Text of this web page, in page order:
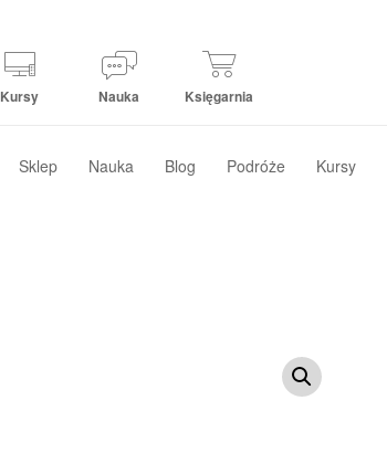
Kursy Nauka Księgarnia
Sklep Nauka Blog Podróże Kursy